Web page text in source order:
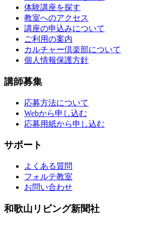
体験講座を探す
教室へのアクセス
講座の申込みについて
ご利用の案内
カルチャー倶楽部について
個人情報保護方針
講師募集
応募方法について
Webから申し込む
応募用紙から申し込む
サポート
よくある質問
フォルテ教室
お問い合わせ
和歌山リビング新聞社